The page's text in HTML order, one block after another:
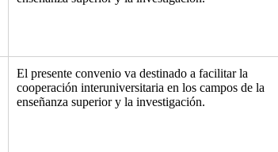
El presente convenio va destinado a facilitar la
cooperación interuniversitaria en los campos de la
enseñanza superior y la investigación.